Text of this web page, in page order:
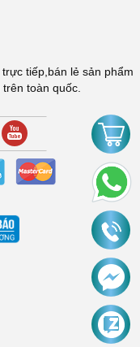
tiếp,bán lẻ sản phẩm
toàn quốc.